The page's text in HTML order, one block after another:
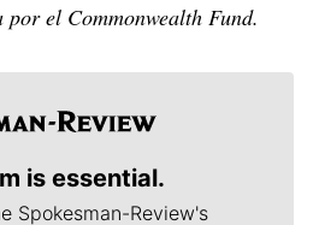
el Commonwealth Fund.
is essential.
Spokesman-Review's